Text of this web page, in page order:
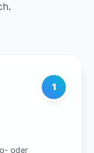
1
oder